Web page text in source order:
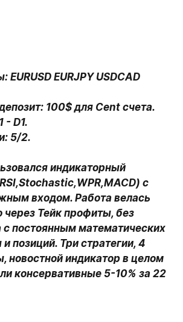
EURJPY USDCAD
100$ для Cent счета.
- D1.
5/2.
индикаторный
с
входом. Работа велась
через Тейк профиты, без
с постоянным математических
позиций. Три стратегии, 4
новостной индикатор в целом
консервативные 5-10% за 22